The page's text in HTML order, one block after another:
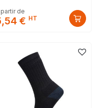
partir de
€ HT